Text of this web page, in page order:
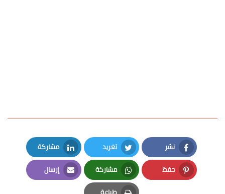
نشر
Facebook
تغريد
Twitter
مشاركة
LinkedIn
حفظ
Pinterest
مشاركة
Whatsapp
إرسال
Email